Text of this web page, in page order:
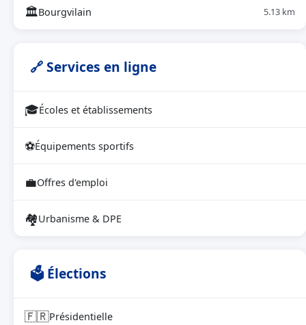
🏛Bourgvilain 5.13 km
🔗 Services en ligne
🎓Écoles et établissements
⚽Équipements sportifs
💼Offres d'emploi
🏘Urbanisme & DPE
🗳 Élections
🇫🇷Présidentielle